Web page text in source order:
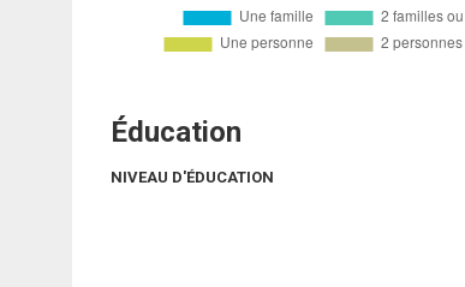
Éducation
NIVEAU D'ÉDUCATION